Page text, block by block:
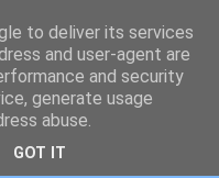
to deliver its services
and user-agent are
and security
generate usage
abuse.
GOT IT